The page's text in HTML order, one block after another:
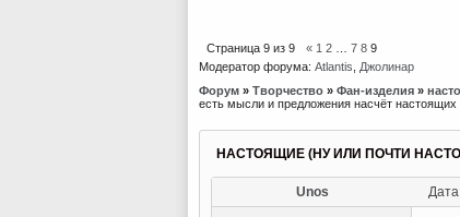
Страница 9 из 9 « 1 2 7 8 9
Модератор форума: Atlantis
Джолинар
Форум » Творчество » Фан-изделия »
есть мысли и предложения насчёт настоящих
НАСТОЯЩИЕ (НУ ИЛИ ПОЧТИ
Unos